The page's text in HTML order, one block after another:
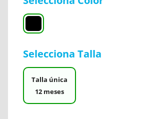
Selecciona Talla
Talla única
12 meses